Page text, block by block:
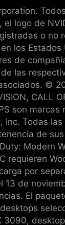
el logo de
o no
los
de
las
©
CALL
son
Inc. Todas
de
Modern
requieren
por
13 de
El
3090,